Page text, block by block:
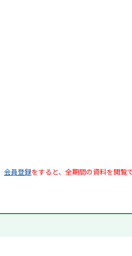
会員登録をすると、全期間の資料を閲覧